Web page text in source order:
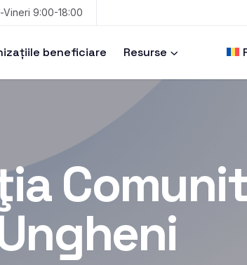
Vineri 9:00-18:00
beneficiare Resurse